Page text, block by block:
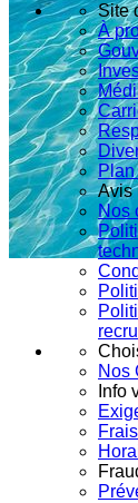
Site
À
Plan
Avis
Nos
Nos
Info